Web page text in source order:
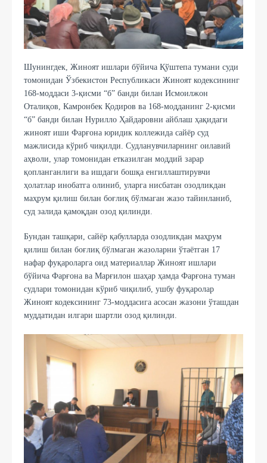
Шунингдек, Жиноят ишлари бўйича Қўштепа тумани суди
томонидан Ўзбекистон Республикаси Жиноят кодексининг
168-моддаси 3-қисми “б” банди билан Исмоилжон
Оталиқов, Камронбек Қодиров ва 168-модданинг 2-қисми
“б” банди билан Нурилло Ҳайдаровни айблаш ҳақидаги
жиноят иши Фарғона юридик коллежида сайёр суд
мажлисида кўриб чиқилди. Судланувчиларнинг оилавий
аҳволи, улар томонидан етказилган моддий зарар
қопланганлиги ва ишдаги бошқа енгиллаштирувчи
ҳолатлар инобатга олиниб, уларга нисбатан озодликдан
маҳрум қилиш билан боғлиқ бўлмаган жазо тайинланиб,
суд залида қамоқдан озод қилинди.
Бундан ташқари, сайёр қабулларда озодликдан маҳрум
қилиш билан боғлиқ бўлмаган жазоларни ўтаётган 17
нафар фуқароларга оид материаллар Жиноят ишлари
бўйича Фарғона ва Марғилон шаҳар ҳамда Фарғона туман
судлари томонидан кўриб чиқилиб, ушбу фуқаролар
Жиноят кодексининг 73-моддасига асосан жазони ўташдан
муддатидан илгари шартли озод қилинди.